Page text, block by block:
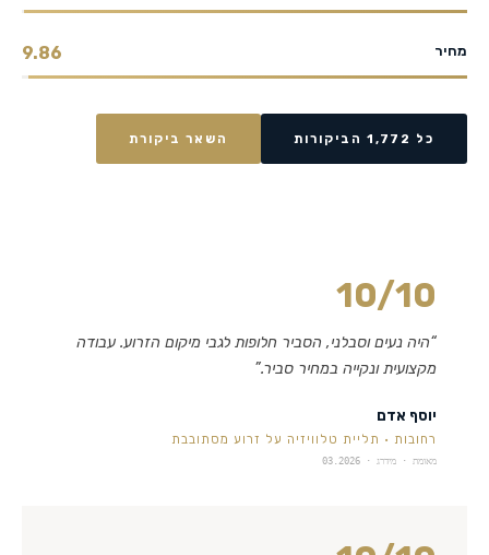
מחיר 9.86
כל 1,772 הביקורות השאר ביקורת
10/10
“היה נעים וסבלני, הסביר חלופות לגבי מיקום הזרוע. עבודה
מקצועית ונקייה במחיר סביר.”
יוסף אדם
רחובות · תליית טלוויזיה על זרוע מסתובבת
מאומת · מידרג · 03.2026